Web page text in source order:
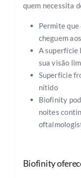
quem necessita
Permite
cheguem
A superfície
sua visão
Superfície
nítido
Biofinity
noites
Biofinity